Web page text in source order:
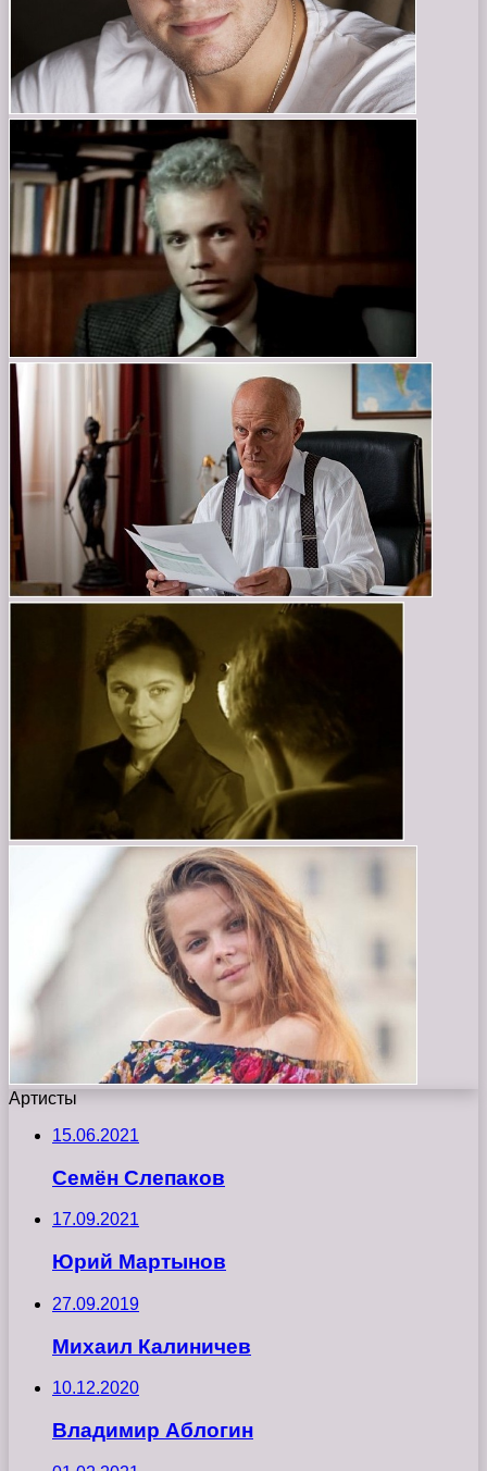
Артисты
15.06.2021
Семён Слепаков
17.09.2021
Юрий Мартынов
27.09.2019
Михаил Калиничев
10.12.2020
Владимир Аблогин